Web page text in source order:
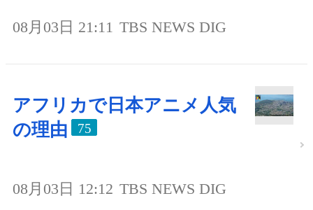
08月03日 21:11 TBS NEWS DIG
アフリカで日本アニメ人気
の理由
75
08月03日 12:12 TBS NEWS DIG